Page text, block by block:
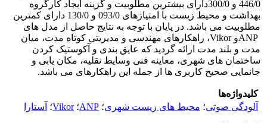
446/0 و 300/0دارای بیشترین مطلوبیت و گزینه ایجاد کارگروه
بهداشت و محیط زیست با امتیازهای 093/0 و 130/0 دارای کمترین
مطلوبیت می باشد. در پایان با توجه به نتایج حاصل از مدل های
ANPو Vikor، راهکارهای مهندسی و مدیریتی کوتاه مدت، میان
مدت و بلند مدت ارائه گردید که عایق بندی و آکوستیک کردن
ساختمان های شهری، معاینه فنی وسایط نقلیه، مکان یابی و
جانمایی صحیح کاربری ها از جمله این راهکارهای می باشد.
کلیدواژه‌ها
آلودگی صوتی؛ محیط های زیست شهری؛ ANP؛Vikor؛ آستارا